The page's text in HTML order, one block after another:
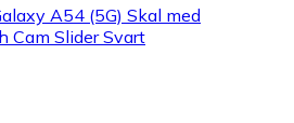
A54 (5G) Skal med
Cam Slider Svart